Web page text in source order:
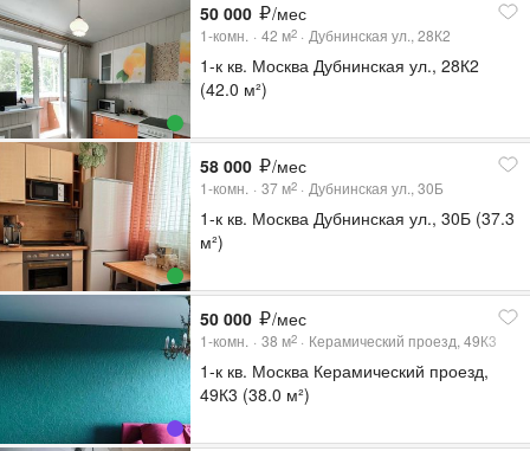
50 000 /мес
1-комн. 42 м2 Дубнинская ул., 28К2
1-к кв. Москва Дубнинская ул., 28К2
(42.0 м²)
58 000 /мес
1-комн. 37 м2 Дубнинская ул., 30Б
1-к кв. Москва Дубнинская ул., 30Б (37.3
м²)
50 000 /мес
1-комн. 38 м2 Керамический проезд, 49К3
1-к кв. Москва Керамический проезд,
49К3 (38.0 м²)